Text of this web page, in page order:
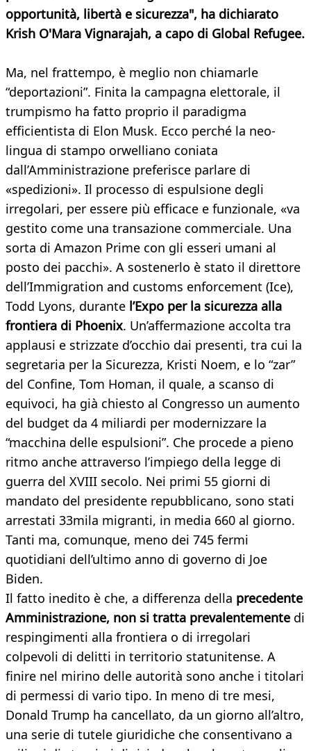
opportunità, libertà e sicurezza", ha dichiarato
Krish O'Mara Vignarajah, a capo di Global Refugee.
Ma, nel frattempo, è meglio non chiamarle
“deportazioni”. Finita la campagna elettorale, il
trumpismo ha fatto proprio il paradigma
efficientista di Elon Musk. Ecco perché la neo-
lingua di stampo orwelliano coniata
dall’Amministrazione preferisce parlare di
«spedizioni». Il processo di espulsione degli
irregolari, per essere più efficace e funzionale, «va
gestito come una transazione commerciale. Una
sorta di Amazon Prime con gli esseri umani al
posto dei pacchi». A sostenerlo è stato il direttore
dell’Immigration and customs enforcement (Ice),
Todd Lyons, durante l’Expo per la sicurezza alla
frontiera di Phoenix. Un’affermazione accolta tra
applausi e strizzate d’occhio dai presenti, tra cui la
segretaria per la Sicurezza, Kristi Noem, e lo “zar”
del Confine, Tom Homan, il quale, a scanso di
equivoci, ha già chiesto al Congresso un aumento
del budget da 4 miliardi per modernizzare la
“macchina delle espulsioni”. Che procede a pieno
ritmo anche attraverso l’impiego della legge di
guerra del XVIII secolo. Nei primi 55 giorni di
mandato del presidente repubblicano, sono stati
arrestati 33mila migranti, in media 660 al giorno.
Tanti ma, comunque, meno dei 745 fermi
quotidiani dell’ultimo anno di governo di Joe
Biden.
Il fatto inedito è che, a differenza della precedente
Amministrazione, non si tratta prevalentemente di
respingimenti alla frontiera o di irregolari
colpevoli di delitti in territorio statunitense. A
finire nel mirino delle autorità sono anche i titolari
di permessi di vario tipo. In meno di tre mesi,
Donald Trump ha cancellato, da un giorno all’altro,
una serie di tutele giuridiche che consentivano a